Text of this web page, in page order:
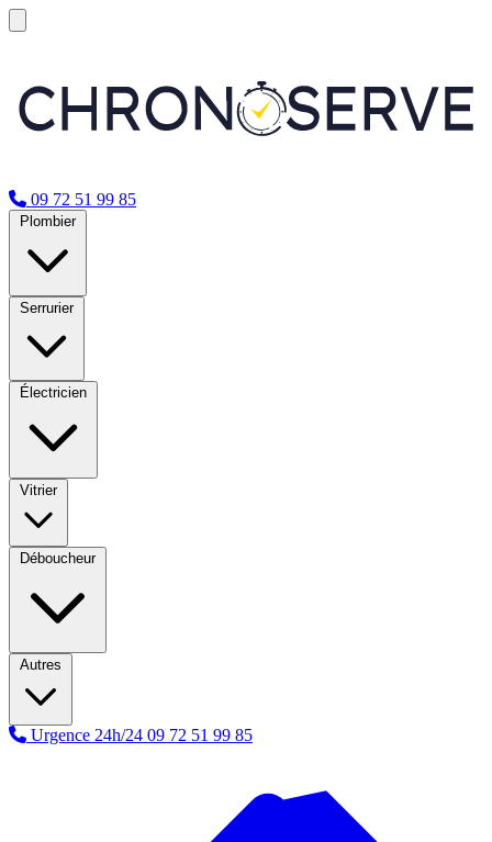
09 72 51 99 85
Plombier
Serrurier
Électricien
Vitrier
Déboucheur
Autres
Urgence 24h/24 09 72 51 99 85